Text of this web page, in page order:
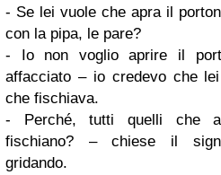
- Se lei vuole che apra il
con la pipa, le pare?
- Io non voglio aprire il
affacciato – io credevo che
che fischiava.
- Perché, tutti quelli che
fischiano? – chiese il
gridando.